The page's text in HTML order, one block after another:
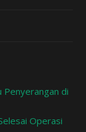
Penyerangan di
Operasi